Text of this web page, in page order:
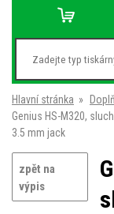
Hlavní stránka »
Genius HS-M320,
3.5 mm jack
zpět na
výpis